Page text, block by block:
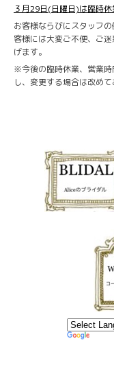
３月29日(日曜日)は臨時休
お客様ならびにスタッフ
客様には大変ご不便、ご
げます。
※今後の臨時休業、営業
し、変更する場合は改めて